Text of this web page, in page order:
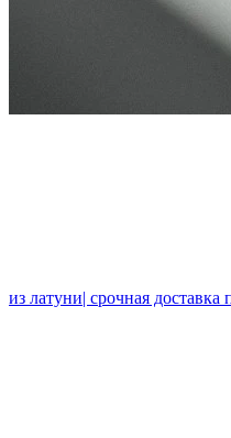
из латуни| срочная